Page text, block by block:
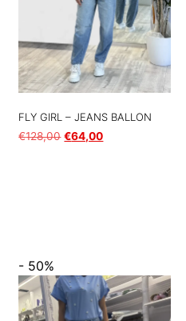
FLY GIRL – JEANS BALLON
€128,00 €64,00
- 50%